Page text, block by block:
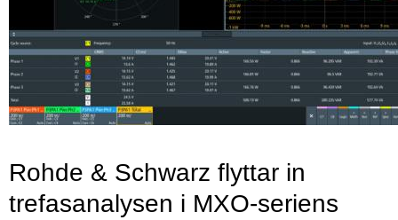
Rohde & Schwarz flyttar in
trefasanalysen i MXO-seriens